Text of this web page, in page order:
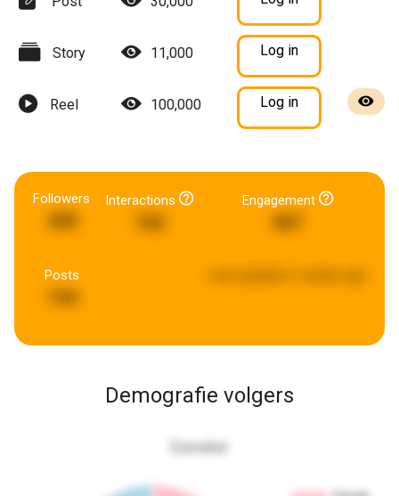
Story 11,000 Log in
Reel 100,000 Log in
Followers Interactions Engagement
Posts
Demografie volgers
Gender